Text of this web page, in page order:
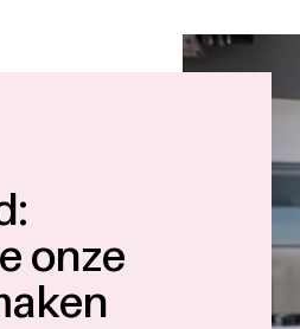
onze